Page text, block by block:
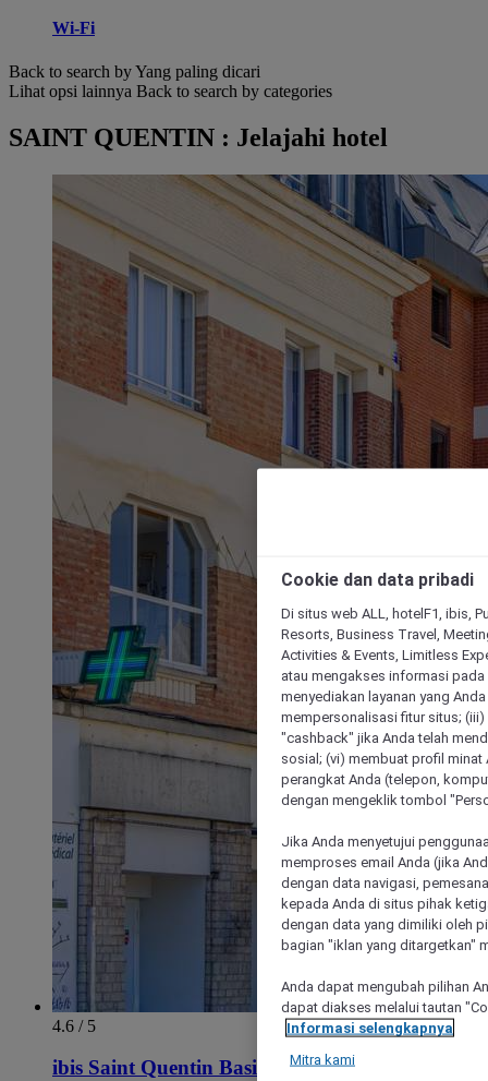
Wi-Fi
Back to search by Yang paling dicari
Lihat opsi lainnya Back to search by categories
SAINT QUENTIN : Jelajahi hotel
4.6 / 5
ibis Saint Quentin Basilique
Cookie dan data pribadi
Di situs web ALL, hotelF1, ibis,
Resorts, Business Travel,
Activities & Events, Limitless
atau mengakses informasi
menyediakan layanan yang
mempersonalisasi fitur situs;
"cashback" jika Anda telah
sosial; (vi) membuat profil
perangkat Anda (telepon,
dengan mengeklik tombol
Jika Anda menyetujui
memproses email Anda (jika
dengan data navigasi,
kepada Anda di situs pihak
dengan data yang dimiliki oleh
bagian "iklan yang ditargetkan"
Anda dapat mengubah pilihan
dapat diakses melalui tautan
Informasi selengkapnya
Mitra kami